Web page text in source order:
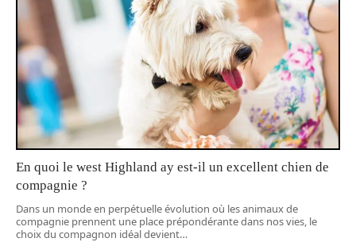
En quoi le west Highland ay est-il un excellent chien de
compagnie ?
Dans un monde en perpétuelle évolution où les animaux de
compagnie prennent une place prépondérante dans nos vies, le
choix du compagnon idéal devient…